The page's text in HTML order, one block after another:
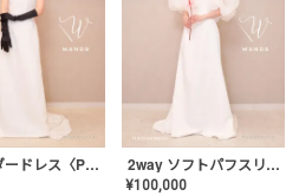
スレンダードレス〈PD-WDOR-2110〉 2way ソフトパフスリーブ スレンダードレス〈PD-WDOR-2112〉
¥100,000